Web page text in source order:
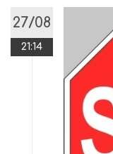
27/08
21:14